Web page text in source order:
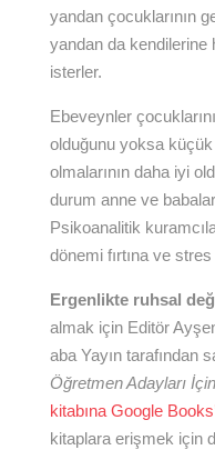
yandan çocuklarının
yandan da kendilerine
isterler.
Ebeveynler
olduğunu yoksa küçük
olmalarının daha iyi
durum anne ve
Psikoanalitik
dönemi fırtına ve
Ergenlikte ruhsal
almak için Editör
aba Yayın tarafından
Öğretmen Adayları
kitabına Google
kitaplara erişmek için